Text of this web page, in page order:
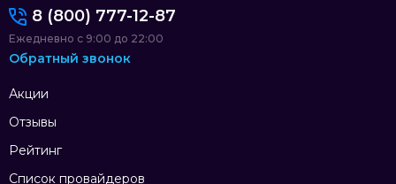
Акции
Отзывы
Рейтинг
Список провайдеров
8 (800) 777-12-87
Ежедневно с 9:00 до 22:00
Обратный звонок